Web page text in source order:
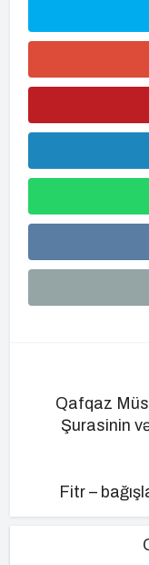
Qafqaz
Şurasinin
Fitr –